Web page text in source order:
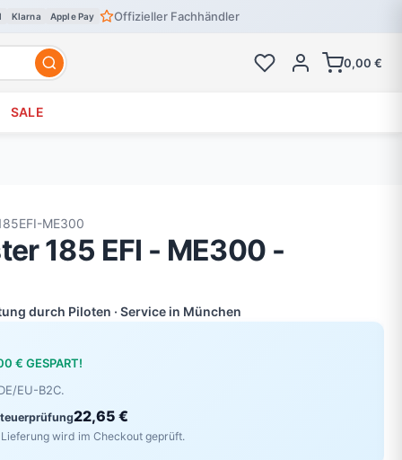
Klarna Apple Pay Offizieller Fachhändler
0,00 €
SALE
ME300
185 EFI - ME300 -
durch Piloten · Service in München
€ GESPART!
EU-B2C.
22,65 €
wird im Checkout geprüft.